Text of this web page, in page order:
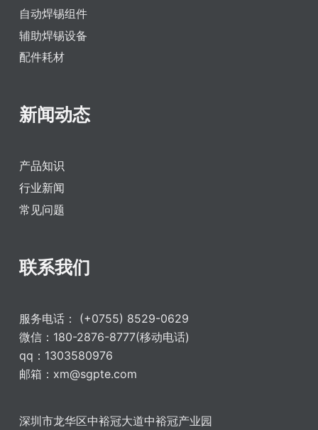
自动焊锡组件
辅助焊锡设备
配件耗材
新闻动态
产品知识
行业新闻
常见问题
联系我们
服务电话： (+0755) 8529-0629
微信：180-2876-8777(移动电话)
qq：1303580976
邮箱：xm@sgpte.com
深圳市龙华区中裕冠大道中裕冠产业园